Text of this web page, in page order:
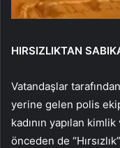
HIRSIZLIKTAN
Vatandaşlar
yerine gelen polis
kadının yapılan
önceden de